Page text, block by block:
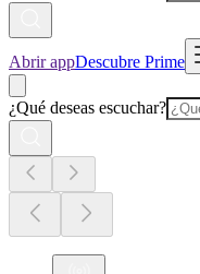
Abrir appDescubre Prime
¿Qué deseas escuchar?